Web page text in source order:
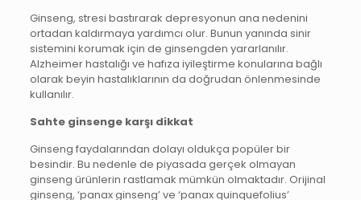
Ginseng, stresi bastırarak depresyonun ana nedenini
ortadan kaldırmaya yardımcı olur. Bunun yanında sinir
sistemini korumak için de ginsengden yararlanılır.
Alzheimer hastalığı ve hafıza iyileştirme konularına bağlı
olarak beyin hastalıklarının da doğrudan önlenmesinde
kullanılır.
Sahte ginsenge karşı dikkat
Ginseng faydalarından dolayı oldukça popüler bir
besindir. Bu nedenle de piyasada gerçek olmayan
ginseng ürünlerin rastlamak mümkün olmaktadır. Orijinal
ginseng, ‘panax ginseng’ ve ‘panax quinquefolius’